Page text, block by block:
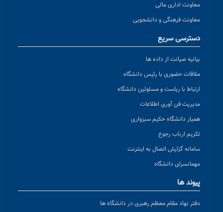
معاونت اداری مالی
معاونت فرهنگی و دانشجویی
دسترسی سریع
بیانیه صیانت از داده ها
ملاقات حضوری با رئیس دانشگاه
ارتباط با ریاست و مسئولین دانشگاه
مدیریت فن آوری اطلاعات
همیار دانشگاه حکیم سبزواری
تکریم ارباب رجوع
سامانه گزارش اتصال به اینترنت
مهمانسرای دانشگاه
پیوند ها
دفتر نهاد مقام معظم رهبری در دانشگاه ها